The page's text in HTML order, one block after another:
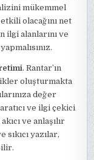
mükemmel
olacağını net
alanlarını ve
. Rantar’ın
oluşturmakta
değer
ve ilgi çekici
ve anlaşılır
yazılar,